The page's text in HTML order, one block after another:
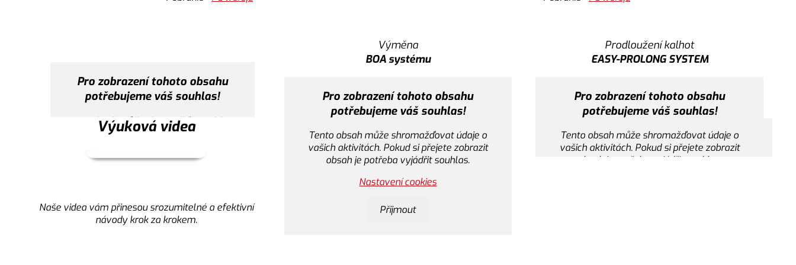
Přijmout
Přijmout
Pro zobrazení tohoto obsahu
potřebujeme váš souhlas!
Tento obsah může shromažďovat údaje o
vašich aktivitách. Pokud si přejete zobrazit
Výuková videa
Naše videa vám přinesou srozumitelné a efektivní
návody krok za krokem.
Výměna
BOA systému
Pro zobrazení tohoto obsahu
potřebujeme váš souhlas!
Tento obsah může shromažďovat údaje o
vašich aktivitách. Pokud si přejete zobrazit
obsah je potřeba vyjádřit souhlas.
Nastavení cookies
Přijmout
Prodloužení kalhot
EASY-PROLONG SYSTEM
Pro zobrazení tohoto obsahu
potřebujeme váš souhlas!
Tento obsah může shromažďovat údaje o
vašich aktivitách. Pokud si přejete zobrazit
obsah je potřeba vyjádřit souhlas.
Pro zobrazení tohoto obsahu
potřebujeme váš souhlas!